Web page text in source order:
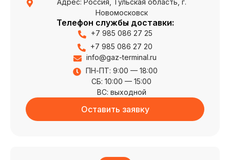
Адрес: Россия, Тульская область, г.
Новомосковск
Телефон службы доставки:
+7 985 086 27 25
+7 985 086 27 20
info@gaz-terminal.ru
ПН-ПТ: 9:00 — 18:00
СБ: 10:00 — 15:00
ВС: выходной
Оставить заявку